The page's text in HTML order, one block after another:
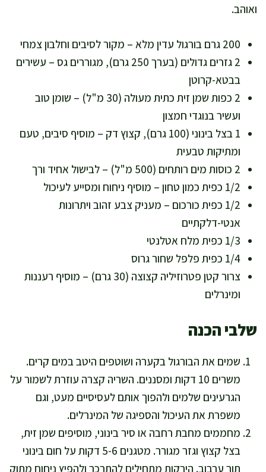
ואוהב.
200 גרם בורגול עדין מלא – מקור לסיבים וחלבון צמחי
2 גזרים גדולים (בערך 250 גרם), מגוררים גס – עשירים
בבטא-קרוטן
2 כפות שמן זית כתית מעולה (30 מ"ל) – שומן טוב
ועשיר בנוגדי חמצון
1 בצל בינוני (100 גרם), קצוץ דק – מוסיף סיבים, טעם
ומתיקות טבעית
2 כוסות מים רותחים (500 מ"ל) – לבישול אחיד ורך
1/2 כפית כמון טחון – מוסיף ניחוח ומסייע לעיכול
1/2 כפית כורכום – מעניק צבע זהוב ויתרונות
אנטי-דלקתיים
1/3 כפית מלח אטלנטי
1/4 כפית פלפל שחור גרוס
צרור קטן פטרוזיליה קצוצה (30 גרם) – מוסיף רעננות
ומינרלים
שלבי הכנה
שמים את הבורגול בקערה ושוטפים היטב במים קרים.
משרים 10 דקות ומסננים. השריה קצרה עוזרת לשמור על
הגרעינים שלמים ולהפוך אותם לעסיסיים מעט, וגם
משפרת את העיכול והספיגה של המינרלים.
מחממים מחבת רחבה או סיר בינוני, מוסיפים שמן זית,
בצל קצוץ וגזר מגורר. מטגנים 5-6 דקות על חום בינוני
תוך ערבוב. הירקות מתחילים להתרכך ולהפיץ ניחוח מתוק